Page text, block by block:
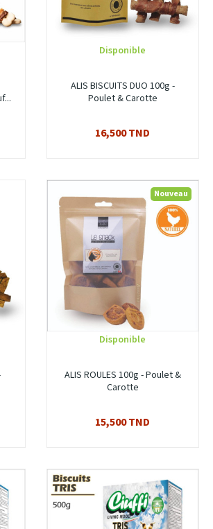
Disponible
ALIS BISCUITS DUO 100g -
Poulet & Carotte
16,500 TND
Nouveau
Disponible
ALIS ROULES 100g - Poulet &
Carotte
15,500 TND